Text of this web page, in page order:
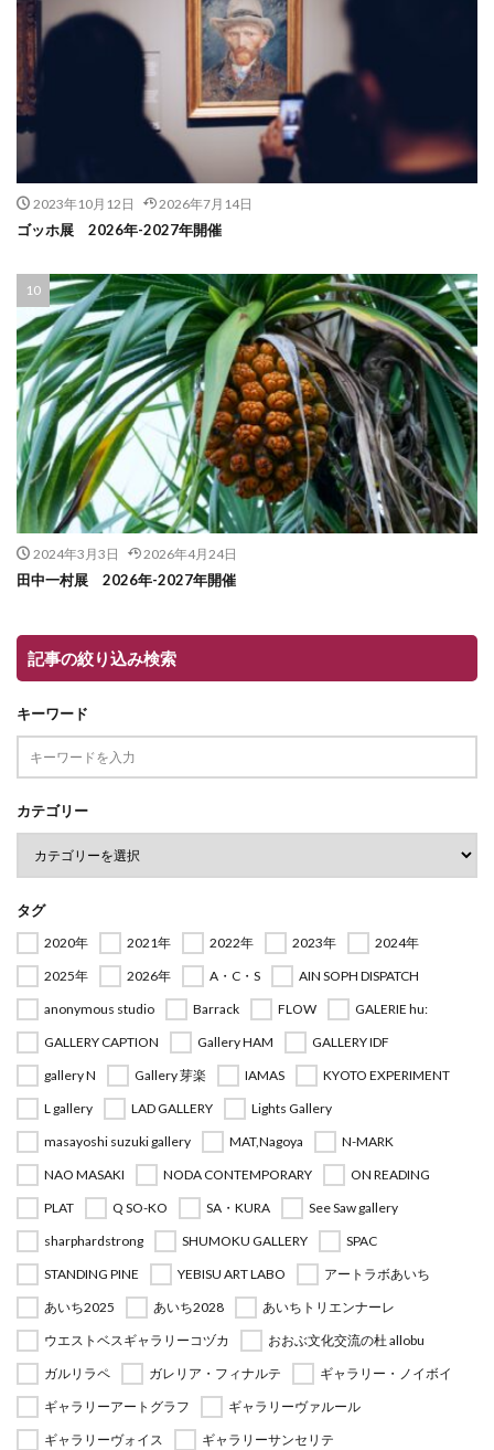
2023年10月12日 2026年7月14日
ゴッホ展 2026年-2027年開催
2024年3月3日 2026年4月24日
田中一村展 2026年-2027年開催
記事の絞り込み検索
キーワード
カテゴリー
タグ
2020年 2021年 2022年 2023年
2024年
2025年
2026年 A・C・S
AIN SOPH DISPATCH
anonymous studio
Barrack FLOW
GALERIE hu:
GALLERY CAPTION
Gallery HAM
GALLERY IDF
gallery N
Gallery 芽楽 IAMAS
KYOTO EXPERIMENT
L gallery
LAD GALLERY
Lights Gallery
masayoshi suzuki gallery
MAT,Nagoya
N-MARK
NAO MASAKI
NODA CONTEMPORARY
ON READING
PLAT
Q SO-KO SA・KURA
See Saw gallery
sharphardstrong
SHUMOKU GALLERY
SPAC
STANDING PINE
YEBISU ART LABO
アートラボあいち
あいち2025
あいち2028
あいちトリエンナーレ
ウエストベスギャラリーコヅカ
おおぶ文化交流の杜 allobu
ガルリラペ
ガレリア・フィナルテ
ギャラリー・ノイボイ
ギャラリーアートグラフ
ギャラリーヴァルール
ギャラリーヴォイス
ギャラリーサンセリテ